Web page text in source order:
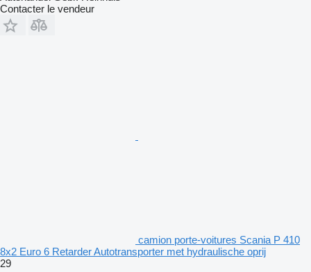
Contacter le vendeur
camion porte-voitures Scania P 410
8x2 Euro 6 Retarder Autotransporter met hydraulische oprij
29